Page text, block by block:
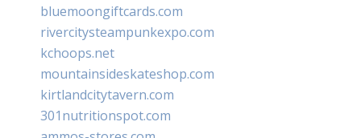
bluemoongiftcards.com
rivercitysteampunkexpo.com
kchoops.net
mountainsideskateshop.com
kirtlandcitytavern.com
301nutritionspot.com